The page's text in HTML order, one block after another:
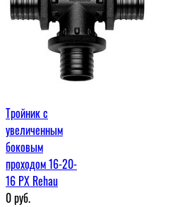
Тройник с
увеличенным
боковым
проходом 16-20-
16 PX Rehau
0руб.